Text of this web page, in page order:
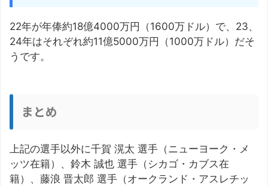
22年が年俸約18億4000万円（1600万ドル）で、23、
24年はそれぞれ約11億5000万円（1000万ドル）だそ
うです。
まとめ
上記の選手以外に千賀 滉太 選手（ニューヨーク・メ
ッツ在籍）、鈴木 誠也 選手（シカゴ・カブス在
籍）、藤浪 晋太郎 選手（オークランド・アスレチッ